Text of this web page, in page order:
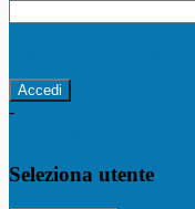
-
Seleziona utente